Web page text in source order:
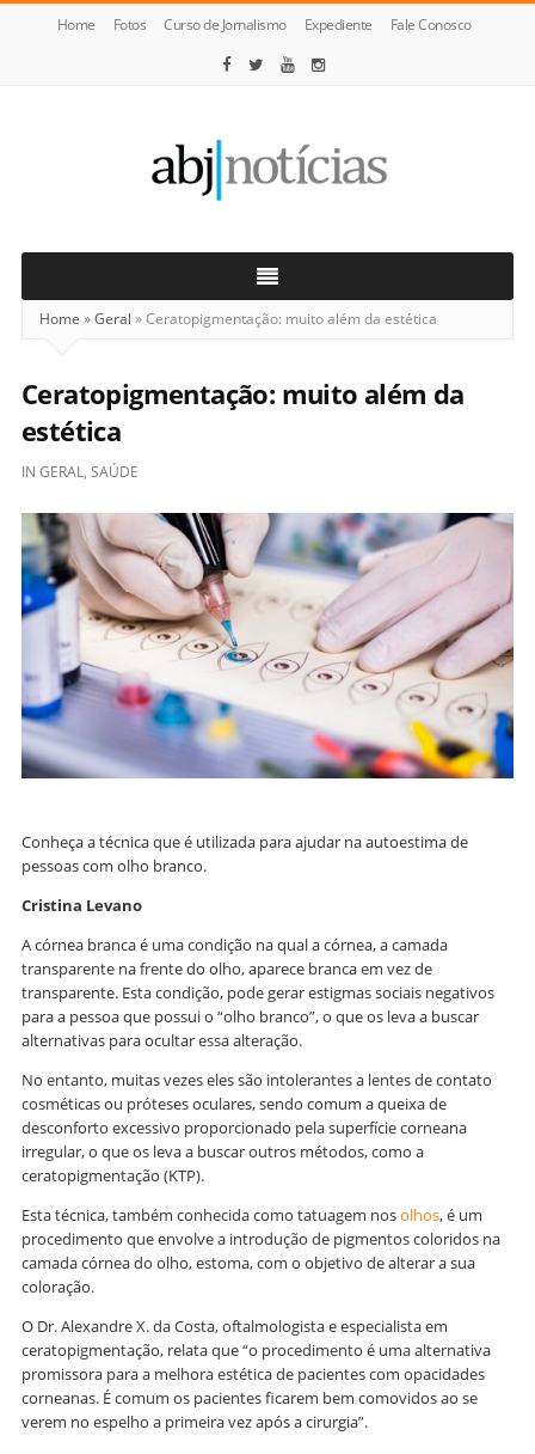
Home Fotos Curso de Jornalismo Expediente Fale Conosco
Notícias
Home »Geral »Ceratopigmentação: muito além da estética
Ceratopigmentação: muito além da
estética
IN GERAL, SAÚDE
Conheça a técnica que é utilizada para ajudar na autoestima de
pessoas com olho branco.
Cristina Levano
A córnea branca é uma condição na qual a córnea, a camada
transparente na frente do olho, aparece branca em vez de
transparente. Esta condição, pode gerar estigmas sociais negativos
para a pessoa que possui o “olho branco”, o que os leva a buscar
alternativas para ocultar essa alteração.
No entanto, muitas vezes eles são intolerantes a lentes de contato
cosméticas ou próteses oculares, sendo comum a queixa de
desconforto excessivo proporcionado pela superfície corneana
irregular, o que os leva a buscar outros métodos, como a
ceratopigmentação (KTP).
Esta técnica, também conhecida como tatuagem nosolhos, é um
procedimento que envolve a introdução de pigmentos coloridos na
camada córnea do olho, estoma, com o objetivo de alterar a sua
coloração.
O Dr. Alexandre X. da Costa, oftalmologista e especialista em
ceratopigmentação, relata que “o procedimento é uma alternativa
promissora para a melhora estética de pacientes com opacidades
corneanas. É comum os pacientes ficarem bem comovidos ao se
verem no espelho a primeira vez após a cirurgia”.